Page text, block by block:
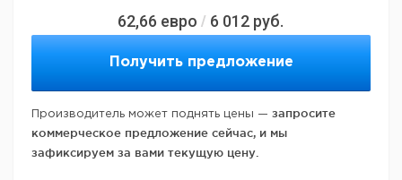
62,66 евро / 6 012 руб.
Получить предложение
Производитель может поднять цены — запросите
коммерческое предложение сейчас, и мы
зафиксируем за вами текущую цену.